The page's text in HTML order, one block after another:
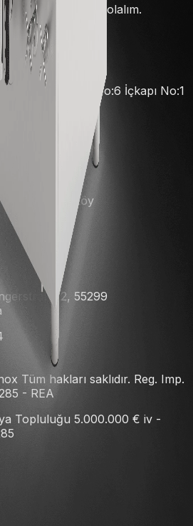
arayın yardımcı olalım.
Cd. 102. Ada No:6 İçkapı No:1
No:72 Küçükköy
2, 55299
Tüm hakları saklıdır. Reg. Imp.
- REA
Topluluğu 5.000.000 € iv -